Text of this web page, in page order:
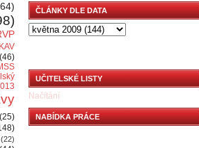
(46)
(25)
(22)
ČLÁNKY DLE DATA
UČITELSKÉ LISTY
Načítání
NABÍDKA PRÁCE